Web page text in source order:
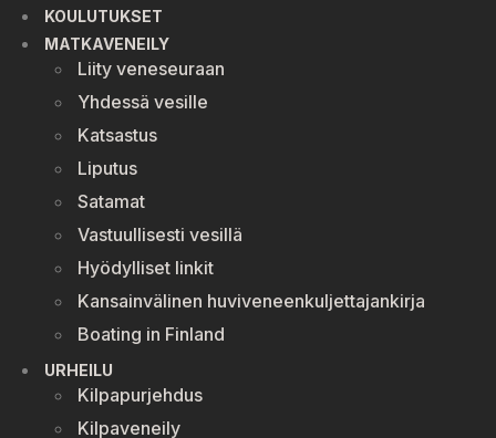
KOULUTUKSET
MATKAVENEILY
Liity veneseuraan
Yhdessä vesille
Katsastus
Liputus
Satamat
Vastuullisesti vesillä
Hyödylliset linkit
Kansainvälinen huviveneenkuljettajankirja
Boating in Finland
URHEILU
Kilpapurjehdus
Kilpaveneily